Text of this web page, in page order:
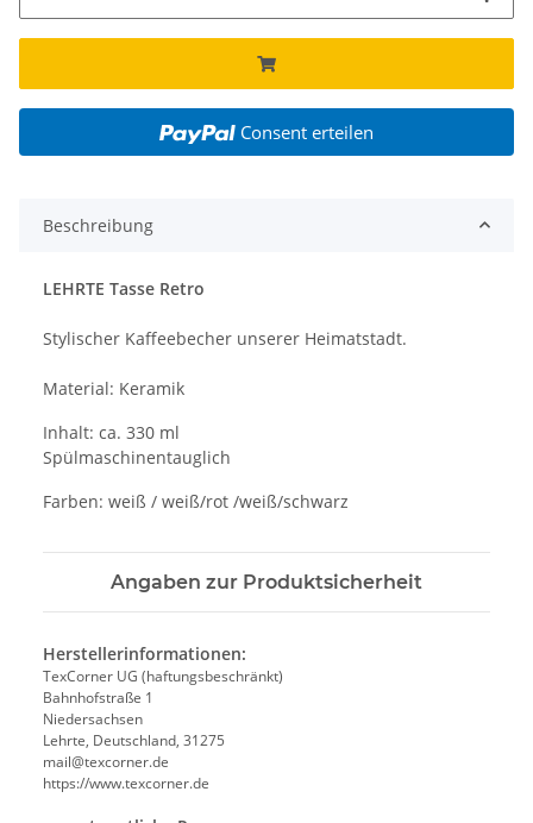
Consent erteilen
Beschreibung
LEHRTE Tasse Retro
Stylischer Kaffeebecher unserer Heimatstadt.
Material: Keramik
Inhalt: ca. 330 ml
Spülmaschinentauglich
Farben: weiß / weiß/rot /weiß/schwarz
Angaben zur Produktsicherheit
Herstellerinformationen:
TexCorner UG (haftungsbeschränkt)
Bahnhofstraße 1
Niedersachsen
Lehrte, Deutschland, 31275
mail@texcorner.de
https://www.texcorner.de